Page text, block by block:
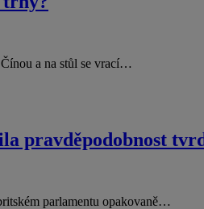
a na stůl se vrací…
pravděpodobnost
parlamentu opakovaně…